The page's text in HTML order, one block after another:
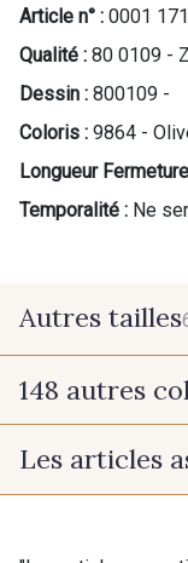
Article n° : 0001
Qualité : 80 0109 -
Dessin : 800109 -
Coloris : 9864 -
Longueur
Temporalité : Ne
Autres tailles
60 cm
148 autres
9975 - Noir
Les articles